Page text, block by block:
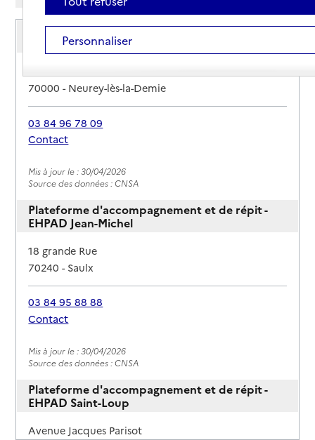
Plateforme d'accompagnement et de répit -
EHPAD de Neurey
70000-Neurey-lès-la-Demie
03 84 96 78 09
Contact
Mis à jour le : 30/04/2026
Source des données : CNSA
Plateforme d'accompagnement et de répit -
EHPAD Jean-Michel
Adresse
18 grande Rue
70240-Saulx
03 84 95 88 88
Contact
Mis à jour le : 30/04/2026
Source des données : CNSA
Plateforme d'accompagnement et de répit -
EHPAD Saint-Loup
Adresse
Avenue Jacques Parisot
Personnaliser